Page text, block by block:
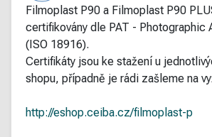
Filmoplast P90 a Filmoplast P90
certifikovány dle PAT - Photographic
(ISO 18916).
Certifikáty jsou ke stažení u
shopu, případně je rádi zašleme na
http://eshop.ceiba.cz/filmoplast-p